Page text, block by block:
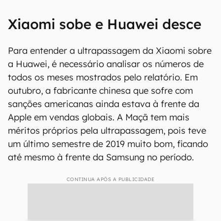
Xiaomi sobe e Huawei desce
Para entender a ultrapassagem da Xiaomi sobre
a Huawei, é necessário analisar os números de
todos os meses mostrados pelo relatório. Em
outubro, a fabricante chinesa que sofre com
sanções americanas ainda estava à frente da
Apple em vendas globais. A Maçã tem mais
méritos próprios pela ultrapassagem, pois teve
um último semestre de 2019 muito bom, ficando
até mesmo à frente da Samsung no período.
CONTINUA APÓS A PUBLICIDADE